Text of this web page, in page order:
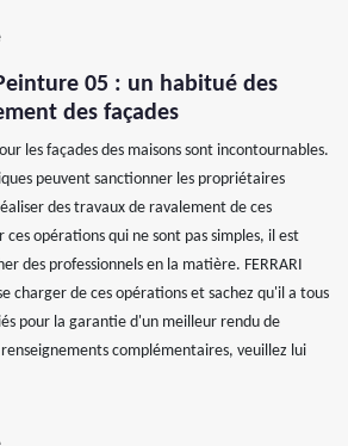
05 : un habitué des
des façades
les façades des maisons sont incontournables.
peuvent sanctionner les propriétaires
des travaux de ravalement de ces
opérations qui ne sont pas simples, il est
des professionnels en la matière. FERRARI
charger de ces opérations et sachez qu'il a tous
pour la garantie d'un meilleur rendu de
complémentaires, veuillez lui